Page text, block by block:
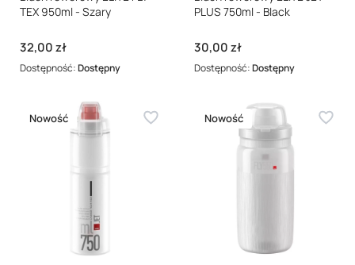
TEX 950ml - Szary
Cena
32,00 zł
Dostępność:Dostępny
PLUS 750ml - Black
Cena
30,00 zł
Dostępność:Dostępny
Nowość Nowość